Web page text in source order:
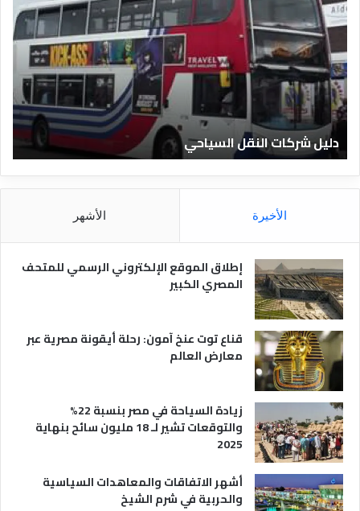
دليل شركات النقل السياحي
ل
ي
ل
ا
ل
ف
ن
ا
د
ق
ا
ر
الأخيرة الأشهر
إطلاق الموقع الإلكتروني الرسمي للمتحف
المصري الكبير
قناع توت عنخ آمون: رحلة أيقونة مصرية عبر
معارض العالم
زيادة السياحة في مصر بنسبة 22%
والتوقعات تشير لـ 18 مليون سائح بنهاية
2025
أشهر الاتفاقات والمعاهدات السياسية
والحربية في شرم الشيخ